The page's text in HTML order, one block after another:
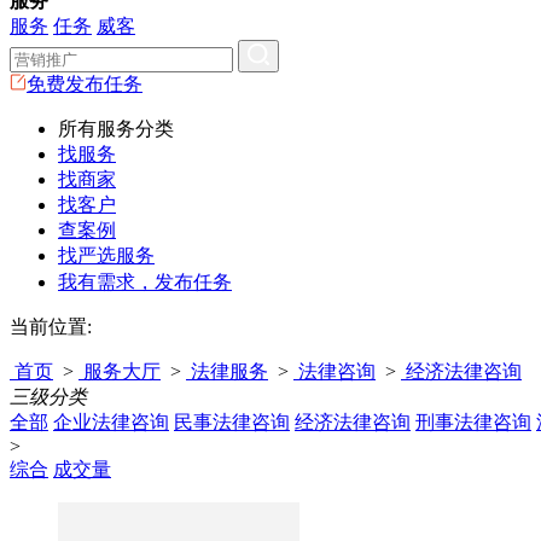
服务 任务 威客
免费发布任务
所有服务分类
找服务
找商家
找客户
查案例
找严选服务
我有需求，发布任务
当前位置:
首页 > 服务大厅 > 法律服务 > 法律咨询 > 经济法律咨询
三级分类
全部 企业法律咨询 民事法律咨询 经济法律咨询 刑事法律咨询
>
综合 成交量